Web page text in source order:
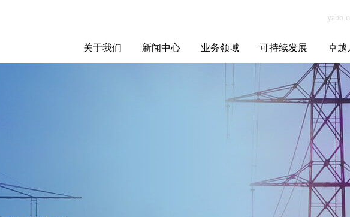
关于我们 新闻中心 业务领域 可持续发展 卓越
人才
职业
校园
社会
博士后
招聘